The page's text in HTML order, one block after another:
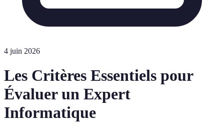
4 juin 2026
Les Critères Essentiels pour
Évaluer un Expert
Informatique